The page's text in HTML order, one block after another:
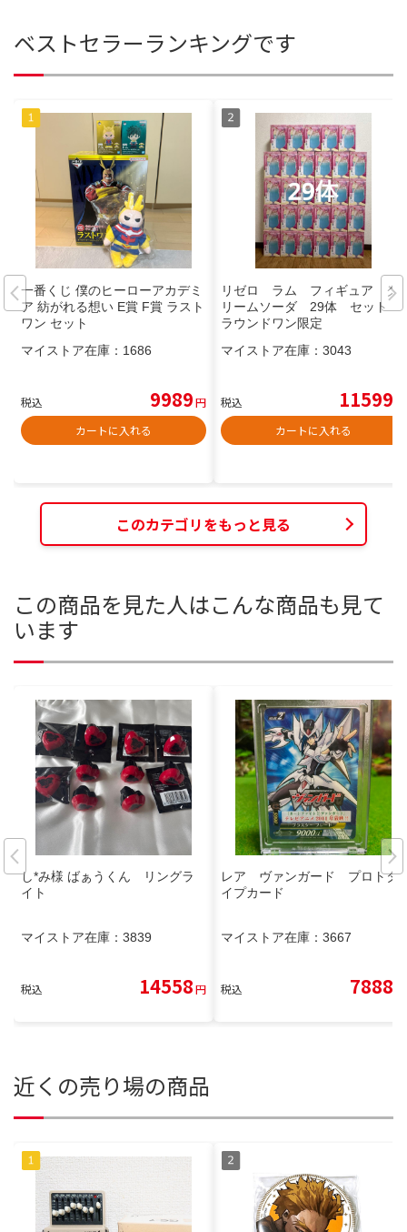
ベストセラーランキングです
一番くじ 僕のヒーローアカデミ
ア 紡がれる想い E賞 F賞 ラスト
ワン セット
マイストア在庫： 1686
税込 9989円
カートに入れる
リゼロ ラム フィギュア ク
リームソーダ 29体 セット
ラウンドワン限定
マイストア在庫： 3043
税込 11599
カートに入れる
このカテゴリをもっと見る
この商品を見た人はこんな商品も見て
います
し*み様 ばぁうくん リングラ
イト
マイストア在庫： 3839
税込 14558円
レア ヴァンガード プロトタ
イプカード
マイストア在庫： 3667
税込 7888
近くの売り場の商品